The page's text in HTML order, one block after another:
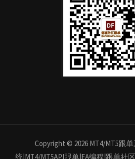
Copyright © 2026 MT4/MT5跟
统|MT4/MT5API跟单|EA编程|跟单社